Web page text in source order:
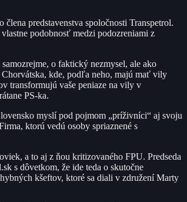
predstavenstva spoločnosti Transpetrol.
podobnosť medzi podozreniami z
o faktický nezmysel, ale ako
kde, podľa neho, majú mať vily
transformujú vaše peniaze na vily v
PS-ka.
myslí pod pojmom „príživníci“ aj svoju
ktorú vedú osoby spriaznené s
a to aj z ňou kritizovaného FPU. Predseda
s dôvetkom, že ide teda o skutočne
kšeftov, ktoré sa diali v združení Marty